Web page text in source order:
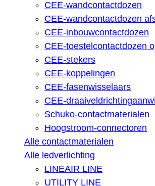
CEE-wandcontactdozen
CEE-wandcontactdozen
CEE-inbouwcontactdozen
CEE-toestelcontactdozen
CEE-stekers
CEE-koppelingen
CEE-fasenwisselaars
CEE-
Schuko-contactmaterialen
Hoogstroom-connectoren
Alle contactmaterialen
Alle ledverlichting
LINEAIR LINE
UTILITY LINE